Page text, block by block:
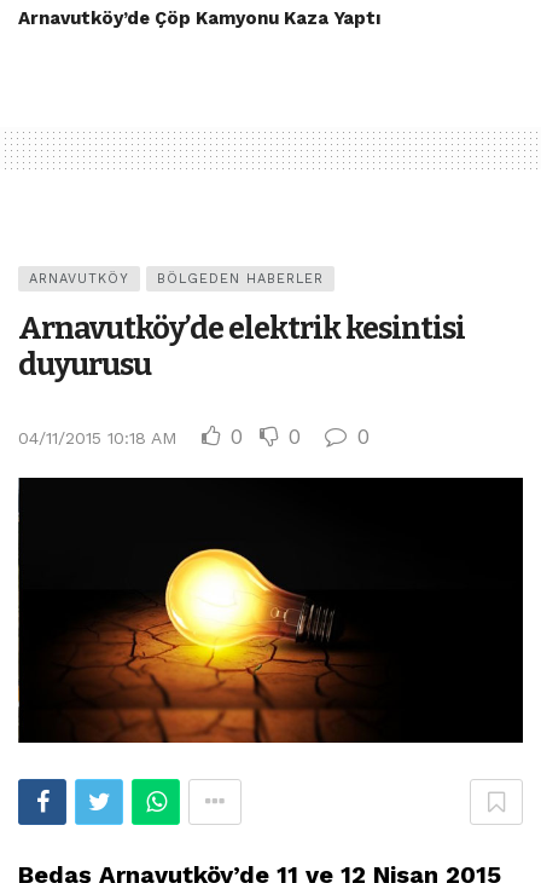
Arnavutköy’de Çöp Kamyonu Kaza Yaptı
ARNAVUTKÖY BÖLGEDEN HABERLER
Arnavutköy’de elektrik kesintisi
duyurusu
04/11/2015 10:18 AM 0 0 0
Bedaş Arnavutköy’de 11 ve 12 Nisan 2015